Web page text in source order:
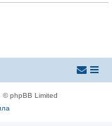
© phpBB Limited